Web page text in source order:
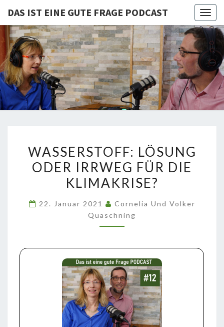
DAS IST EINE GUTE FRAGE PODCAST
DAS IST
EINE
GUTE
PODCAST
Von Cornelia Und
Volker
Quaschning – Der
Podcast Zur
Klimakrise Und
Energierevolution
Und
Fakten Und
Hintergründe
LÖSUNG
ODER
IRRWEG
DIE
KLIMAKRISE?
WASSERSTOFF: LÖSUNG
ODER IRRWEG FÜR DIE
KLIMAKRISE?
22. Januar 2021
Cornelia Und Volker
Quaschning